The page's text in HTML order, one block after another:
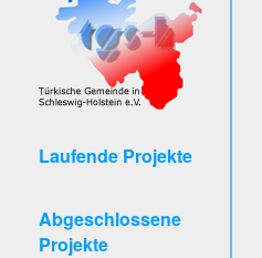
Laufende Projekte
Abgeschlossene
Projekte